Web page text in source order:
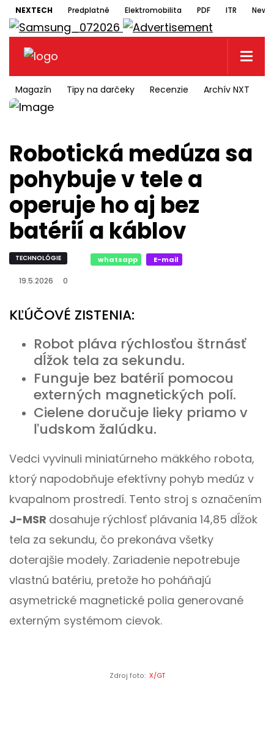
NEXTECH Predplatné Elektromobilita PDF ITR
Magazín Tipy na darčeky Recenzie Archív NXT
Robotická medúza sa
pohybuje v tele a
operuje ho aj bez
batérií a káblov
TECHNOLÓGIE whatsapp E-mail
19.5.2026 0
KĽÚČOVÉ ZISTENIA:
Robot pláva rýchlosťou štrnásť
dĺžok tela za sekundu.
Funguje bez batérií pomocou
externých magnetických polí.
Cielene doručuje lieky priamo v
ľudskom žalúdku.
Vedci vyvinuli miniatúrneho mäkkého robota,
ktorý napodobňuje efektívny pohyb medúz v
kvapalnom prostredí. Tento stroj s označením
J-MSR dosahuje rýchlosť plávania 14,85 dĺžok
tela za sekundu, čo prekonáva všetky
doterajšie modely. Zariadenie nepotrebuje
vlastnú batériu, pretože ho poháňajú
asymetrické magnetické polia generované
externým systémom cievok.
Zdroj foto: X/GT